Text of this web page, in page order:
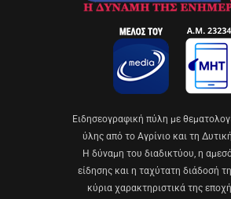
Eιδησεογραφική πύλη με
ύλης από το Αγρίνιο και τη
Η δύναμη του διαδικτύου, η
είδησης και η ταχύτατη διάδοσή
κύρια χαρακτηριστικά της